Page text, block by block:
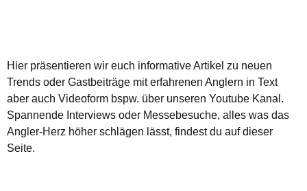
Hier präsentieren wir euch informative Artikel zu neuen
Trends oder Gastbeiträge mit erfahrenen Anglern in Text
aber auch Videoform bspw. über unseren Youtube Kanal.
Spannende Interviews oder Messebesuche, alles was das
Angler-Herz höher schlägen lässt, findest du auf dieser
Seite.